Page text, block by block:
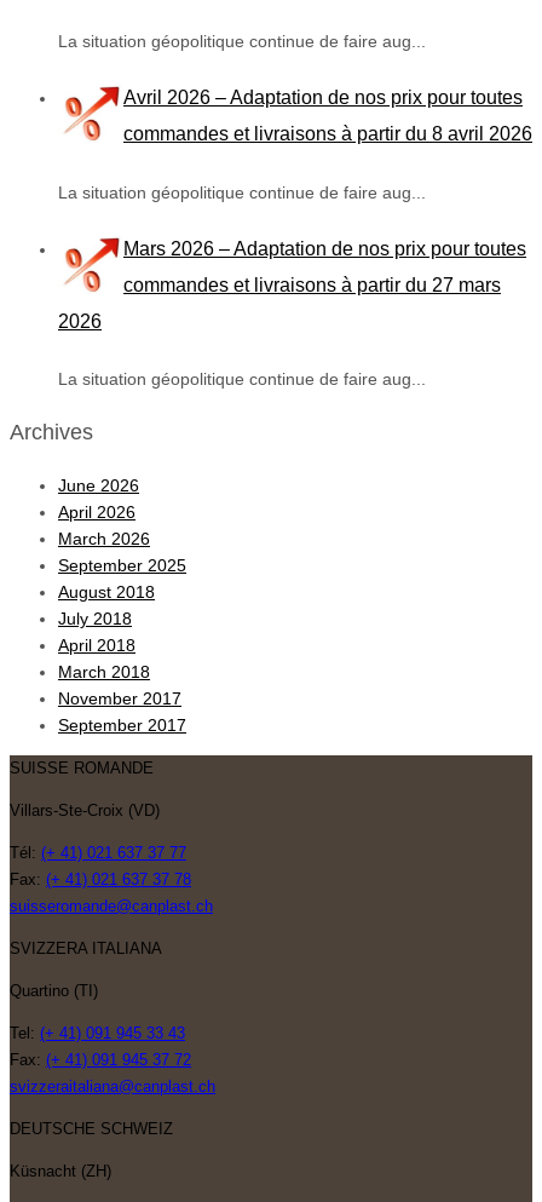
La situation géopolitique continue de faire aug...
Avril 2026 – Adaptation de nos prix pour toutes
commandes et livraisons à partir du 8 avril 2026
La situation géopolitique continue de faire aug...
Mars 2026 – Adaptation de nos prix pour toutes
commandes et livraisons à partir du 27 mars
2026
La situation géopolitique continue de faire aug...
Archives
June 2026
April 2026
March 2026
September 2025
August 2018
July 2018
April 2018
March 2018
November 2017
September 2017
SUISSE ROMANDE
Villars-Ste-Croix (VD)
Tél: (+ 41) 021 637 37 77
Fax: (+ 41) 021 637 37 78
suisseromande@canplast.ch
SVIZZERA ITALIANA
Quartino (TI)
Tel: (+ 41) 091 945 33 43
Fax: (+ 41) 091 945 37 72
svizzeraitaliana@canplast.ch
DEUTSCHE SCHWEIZ
Küsnacht (ZH)